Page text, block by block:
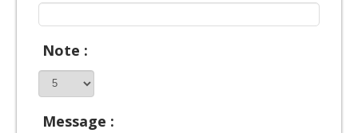
Note :
Message :